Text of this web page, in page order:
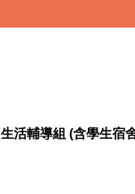
生活輔導組 (含學生宿